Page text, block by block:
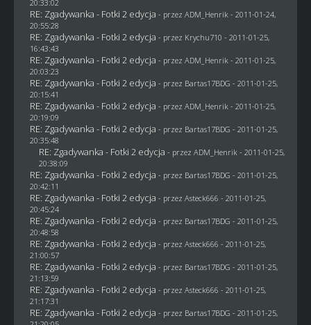
20:33:02
RE: Zgadywanka - Fotki 2 edycja - przez ADM_Henrik - 2011-01-24,
20:55:28
RE: Zgadywanka - Fotki 2 edycja - przez Krychu710 - 2011-01-25,
16:43:43
RE: Zgadywanka - Fotki 2 edycja - przez ADM_Henrik - 2011-01-25,
20:03:23
RE: Zgadywanka - Fotki 2 edycja - przez Bartas17BDG - 2011-01-25,
20:15:41
RE: Zgadywanka - Fotki 2 edycja - przez ADM_Henrik - 2011-01-25,
20:19:09
RE: Zgadywanka - Fotki 2 edycja - przez Bartas17BDG - 2011-01-25,
20:35:48
RE: Zgadywanka - Fotki 2 edycja - przez ADM_Henrik - 2011-01-25,
20:38:09
RE: Zgadywanka - Fotki 2 edycja - przez Bartas17BDG - 2011-01-25,
20:42:11
RE: Zgadywanka - Fotki 2 edycja - przez Asteck666 - 2011-01-25,
20:45:24
RE: Zgadywanka - Fotki 2 edycja - przez Bartas17BDG - 2011-01-25,
20:48:58
RE: Zgadywanka - Fotki 2 edycja - przez Asteck666 - 2011-01-25,
21:00:57
RE: Zgadywanka - Fotki 2 edycja - przez Bartas17BDG - 2011-01-25,
21:13:59
RE: Zgadywanka - Fotki 2 edycja - przez Asteck666 - 2011-01-25,
21:17:31
RE: Zgadywanka - Fotki 2 edycja - przez Bartas17BDG - 2011-01-25,